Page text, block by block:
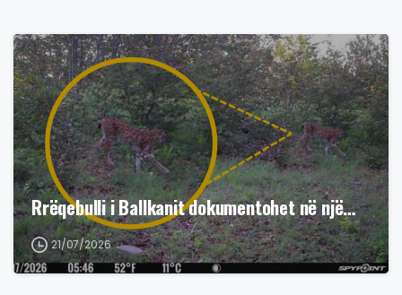
Rrëqebulli i Ballkanit dokumentohet në një…
21/07/2026